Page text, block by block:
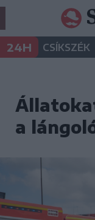
24H CSÍKSZÉK
a